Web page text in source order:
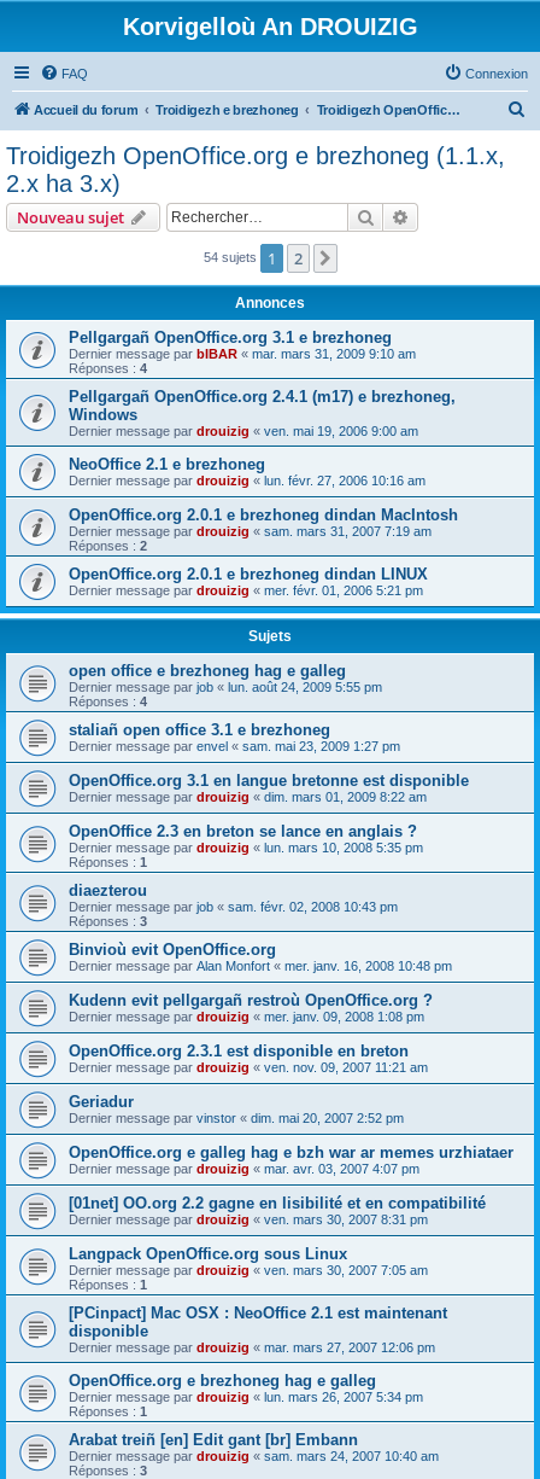
Korvigelloù An DROUIZIG
FAQ Connexion
Accueil du forum Troidigezh e brezhoneg Troidigezh OpenOffice.org e brezhoneg (1.1.x, 2.x ha 3.x)
c
Troidigezh OpenOffice.org e brezhoneg (1.1.x,
2.x ha 3.x)
Nouveau sujet Rechercher
54 sujets 1 2
Annonces
Pellgargañ OpenOffice.org 3.1 e brezhoneg
Dernier message par bIBAR « mar. mars 31, 2009 9:10 am
Réponses : 4
Pellgargañ OpenOffice.org 2.4.1 (m17) e brezhoneg,
Windows
Dernier message par drouizig « ven. mai 19, 2006 9:00 am
NeoOffice 2.1 e brezhoneg
Dernier message par drouizig « lun. févr. 27, 2006 10:16 am
OpenOffice.org 2.0.1 e brezhoneg dindan MacIntosh
Dernier message par drouizig « sam. mars 31, 2007 7:19 am
Réponses : 2
OpenOffice.org 2.0.1 e brezhoneg dindan LINUX
Dernier message par drouizig « mer. févr. 01, 2006 5:21 pm
Sujets
open office e brezhoneg hag e galleg
Dernier message par job « lun. août 24, 2009 5:55 pm
Réponses : 4
staliañ open office 3.1 e brezhoneg
Dernier message par envel « sam. mai 23, 2009 1:27 pm
OpenOffice.org 3.1 en langue bretonne est disponible
Dernier message par drouizig « dim. mars 01, 2009 8:22 am
OpenOffice 2.3 en breton se lance en anglais ?
Dernier message par drouizig « lun. mars 10, 2008 5:35 pm
Réponses : 1
diaezterou
Dernier message par job « sam. févr. 02, 2008 10:43 pm
Réponses : 3
Binvioù evit OpenOffice.org
Dernier message par Alan Monfort « mer. janv. 16, 2008 10:48 pm
Kudenn evit pellgargañ restroù OpenOffice.org ?
Dernier message par drouizig « mer. janv. 09, 2008 1:08 pm
OpenOffice.org 2.3.1 est disponible en breton
Dernier message par drouizig « ven. nov. 09, 2007 11:21 am
Geriadur
Dernier message par vinstor « dim. mai 20, 2007 2:52 pm
OpenOffice.org e galleg hag e bzh war ar memes urzhiataer
Dernier message par drouizig « mar. avr. 03, 2007 4:07 pm
[01net] OO.org 2.2 gagne en lisibilité et en compatibilité
Dernier message par drouizig « ven. mars 30, 2007 8:31 pm
Langpack OpenOffice.org sous Linux
Dernier message par drouizig « ven. mars 30, 2007 7:05 am
Réponses : 1
[PCinpact] Mac OSX : NeoOffice 2.1 est maintenant
disponible
Dernier message par drouizig « mar. mars 27, 2007 12:06 pm
OpenOffice.org e brezhoneg hag e galleg
Dernier message par drouizig « lun. mars 26, 2007 5:34 pm
Réponses : 1
Arabat treiñ [en] Edit gant [br] Embann
Dernier message par drouizig « sam. mars 24, 2007 10:40 am
Réponses : 3